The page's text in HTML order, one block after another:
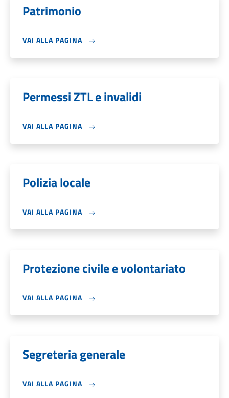
Patrimonio
VAI ALLA PAGINA
Permessi ZTL e invalidi
VAI ALLA PAGINA
Polizia locale
VAI ALLA PAGINA
Protezione civile e volontariato
VAI ALLA PAGINA
Segreteria generale
VAI ALLA PAGINA